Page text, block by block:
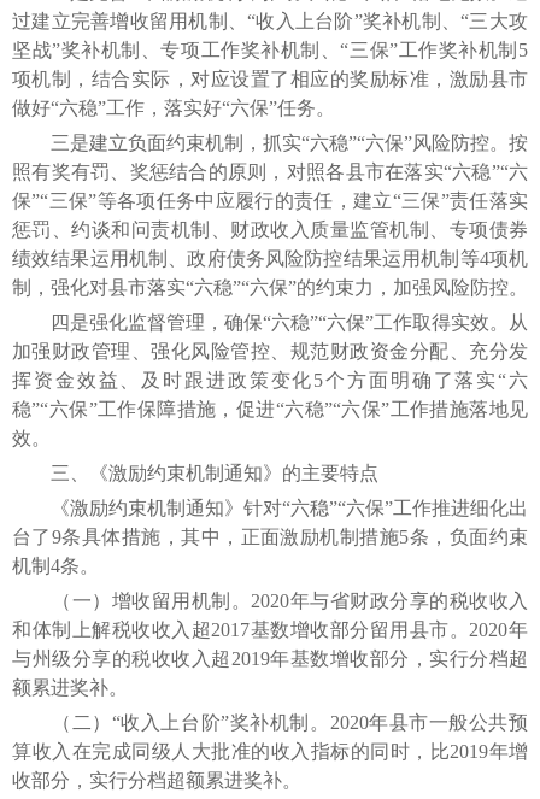
过建立完善增收留用机制、“收入上台阶”奖补机制、“三大攻
坚战”奖补机制、专项工作奖补机制、“三保”工作奖补机制5
项机制，结合实际，对应设置了相应的奖励标准，激励县市
做好“六稳”工作，落实好“六保”任务。
三是建立负面约束机制，抓实“六稳”“六保”风险防控。按
照有奖有罚、奖惩结合的原则，对照各县市在落实“六稳”“六
保”“三保”等各项任务中应履行的责任，建立“三保”责任落实
惩罚、约谈和问责机制、财政收入质量监管机制、专项债券
绩效结果运用机制、政府债务风险防控结果运用机制等4项机
制，强化对县市落实“六稳”“六保”的约束力，加强风险防控。
四是强化监督管理，确保“六稳”“六保”工作取得实效。从
加强财政管理、强化风险管控、规范财政资金分配、充分发
挥资金效益、及时跟进政策变化5个方面明确了落实“六
稳”“六保”工作保障措施，促进“六稳”“六保”工作措施落地见
效。
三、《激励约束机制通知》的主要特点
《激励约束机制通知》针对“六稳”“六保”工作推进细化出
台了9条具体措施，其中，正面激励机制措施5条，负面约束
机制4条。
（一）增收留用机制。2020年与省财政分享的税收收入
和体制上解税收收入超2017基数增收部分留用县市。2020年
与州级分享的税收收入超2019年基数增收部分，实行分档超
额累进奖补。
（二）“收入上台阶”奖补机制。2020年县市一般公共预
算收入在完成同级人大批准的收入指标的同时，比2019年增
收部分，实行分档超额累进奖补。